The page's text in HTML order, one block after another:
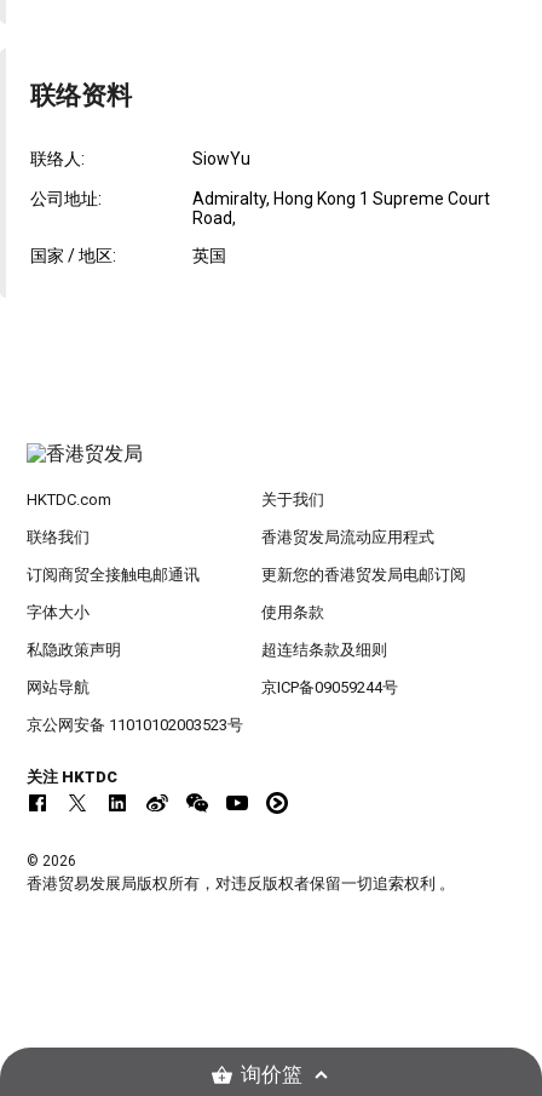
联络资料
联络人: SiowYu
公司地址:
Admiralty, Hong Kong 1 Supreme Court
Road,
国家 / 地区:
英国
HKTDC.com 关于我们
联络我们 香港贸发局流动应用程式
订阅商贸全接触电邮通讯 更新您的香港贸发局电邮订阅
字体大小 使用条款
私隐政策声明 超连结条款及细则
网站导航 京ICP备09059244号
京公网安备 11010102003523号
关注 HKTDC
© 2026
香港贸易发展局版权所有，对违反版权者保留一切追索权利 。
询价篮